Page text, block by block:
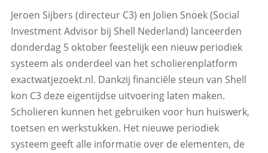
Jeroen Sijbers (directeur C3) en Jolien Snoek (Social
Investment Advisor bij Shell Nederland) lanceerden
donderdag 5 oktober feestelijk een nieuw periodiek
systeem als onderdeel van het scholierenplatform
exactwatjezoekt.nl. Dankzij financiële steun van Shell
kon C3 deze eigentijdse uitvoering laten maken.
Scholieren kunnen het gebruiken voor hun huiswerk,
toetsen en werkstukken. Het nieuwe periodiek
systeem geeft alle informatie over de elementen, de